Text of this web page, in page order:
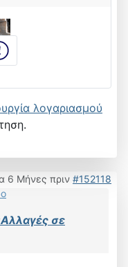
λογαριασμού
6 Μήνες πριν #152118
σε